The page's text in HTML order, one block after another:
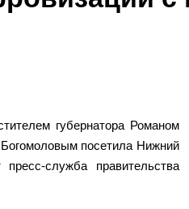
губернатора Романом
посетила Нижний
служба правительства